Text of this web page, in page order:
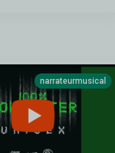
narrateurmusical